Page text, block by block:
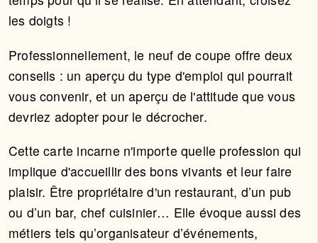
les doigts !
Professionnellement, le neuf de coupe offre deux
conseils : un aperçu du type d'emploi qui pourrait
vous convenir, et un aperçu de l'attitude que vous
devriez adopter pour le décrocher.
Cette carte incarne n'importe quelle profession qui
implique d'accueillir des bons vivants et leur faire
plaisir. Être propriétaire d'un restaurant, d’un pub
ou d’un bar, chef cuisinier… Elle évoque aussi des
métiers tels qu’organisateur d’événements,